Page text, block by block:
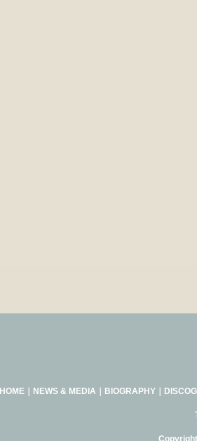
HOME｜ NEWS & MEDIA BIOGRAPHY｜